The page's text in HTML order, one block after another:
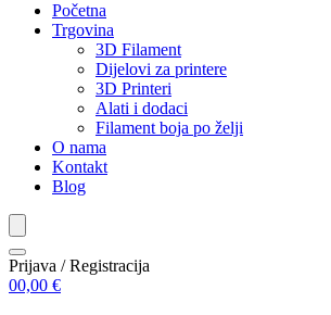
Početna
Trgovina
3D Filament
Dijelovi za printere
3D Printeri
Alati i dodaci
Filament boja po želji
O nama
Kontakt
Blog
Prijava / Registracija
00,00 €